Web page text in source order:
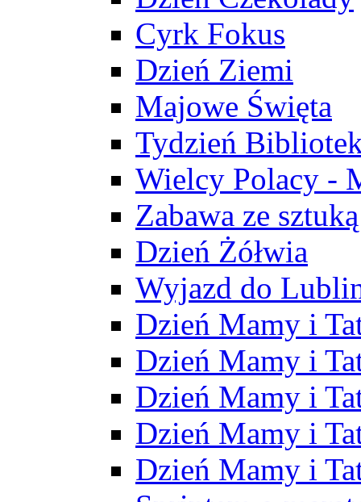
Cyrk Fokus
Dzień Ziemi
Majowe Święta
Tydzień
Wielcy Polacy -
Zabawa ze
Dzień Żółwia
Wyjazd do
Dzień Mamy i
Dzień Mamy i
Dzień Mamy i
Dzień Mamy i
Dzień Mamy i